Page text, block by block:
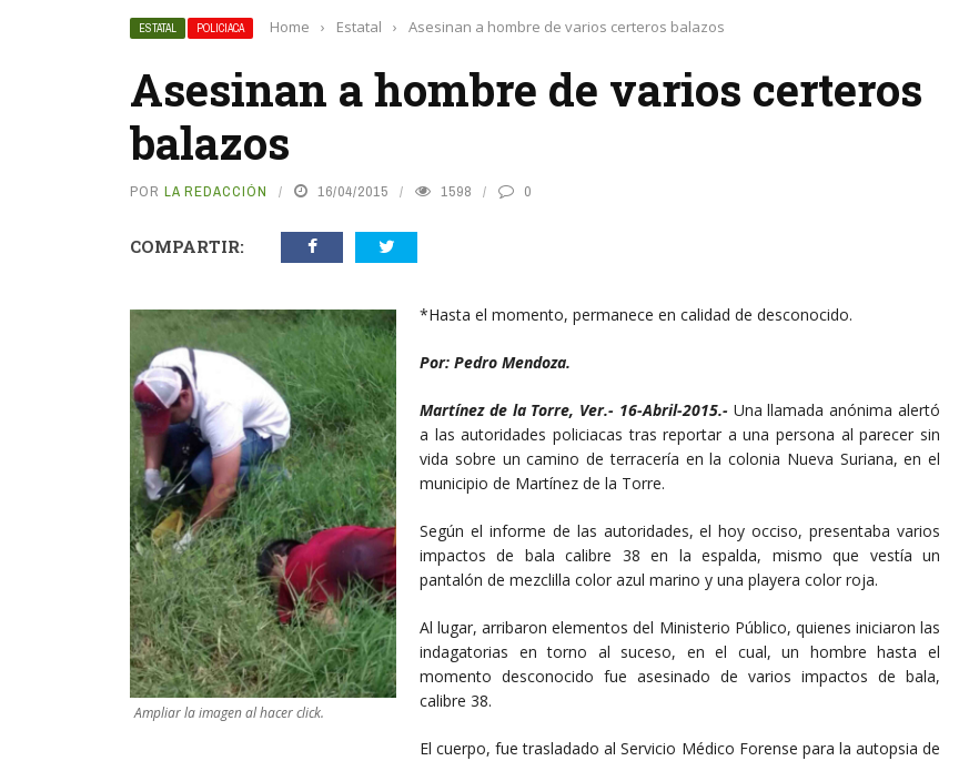
ESTATAL POLICIACA Home › Estatal › Asesinan a hombre de varios certeros balazos
Asesinan a hombre de varios certeros
balazos
POR LA REDACCIÓN 16/04/2015 1598 0
COMPARTIR:
Ampliar la imagen al hacer click.
*Hasta el momento, permanece en calidad de desconocido.
Por: Pedro Mendoza.
Martínez de la Torre, Ver.- 16-Abril-2015.- Una llamada anónima alertó
a las autoridades policiacas tras reportar a una persona al parecer sin
vida sobre un camino de terracería en la colonia Nueva Suriana, en el
municipio de Martínez de la Torre.
Según el informe de las autoridades, el hoy occiso, presentaba varios
impactos de bala calibre 38 en la espalda, mismo que vestía un
pantalón de mezclilla color azul marino y una playera color roja.
Al lugar, arribaron elementos del Ministerio Público, quienes iniciaron las
indagatorias en torno al suceso, en el cual, un hombre hasta el
momento desconocido fue asesinado de varios impactos de bala,
calibre 38.
El cuerpo, fue trasladado al Servicio Médico Forense para la autopsia de